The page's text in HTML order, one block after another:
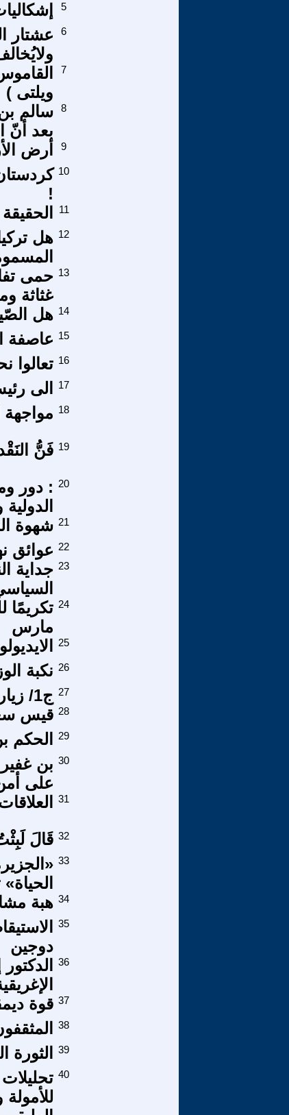
5
6
ويلتى )
7
سالم
بعد أنّ
8
أرض 9
!
10
11
هل 12
حمى
غثاثة
13
هل 14
عاصفة 15
تعالوا 16
الى 17
مواجهة 18
فَنُّ 19
: دور 20
شهوة 21
عوائق 22
جداية 23
مارس
24
25
نكبة 26
ج1/ زيارة شخصية للمتحف العراقي 27
قيس 28
الحكم 29
بن
على
30
31
قَالَ 32
33
هبة 34
دوجين
35
36
قوة 37
38
الثورة 39
40